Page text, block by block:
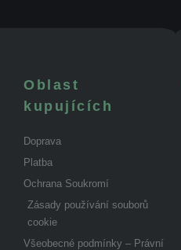
Oblast
kupujících
Doprava
Platba
Ochrana Soukromí
Zásady používání souborů
cookie
Všeobecné podmínky – Právní